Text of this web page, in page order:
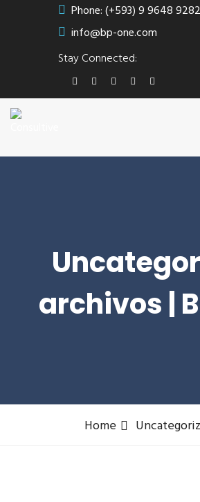
Phone: (+593) 9 9648 9282
info@bp-one.com
Stay Connected:
archivos |
Home